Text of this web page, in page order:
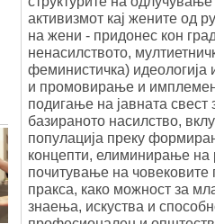
активизмот кај жените од
на жени - придонес кон
ненасилството,
феминистичка) идеологија
и промовирање и
подигање на јавната
базираното насилство,
популација преку
концепти, елиминирање на
почитување на човековите
пракса, како можност за
знаења, искуства и